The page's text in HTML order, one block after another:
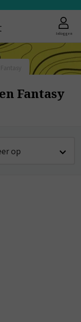
Inloggen
Fantasy
op